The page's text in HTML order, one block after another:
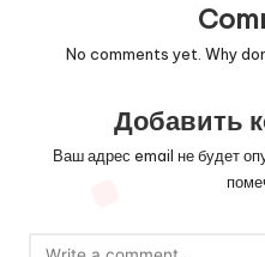
No comments yet. Why
Добавить
Ваш адрес email не будет